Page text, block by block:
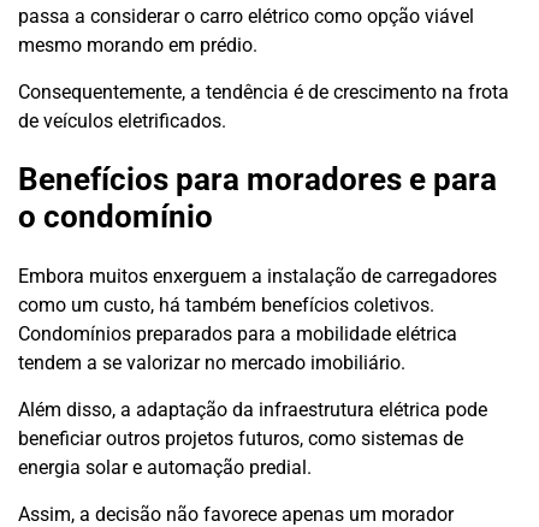
passa a considerar o carro elétrico como opção viável
mesmo morando em prédio.
Consequentemente, a tendência é de crescimento na frota
de veículos eletrificados.
Benefícios para moradores e para
o condomínio
Embora muitos enxerguem a instalação de carregadores
como um custo, há também benefícios coletivos.
Condomínios preparados para a mobilidade elétrica
tendem a se valorizar no mercado imobiliário.
Além disso, a adaptação da infraestrutura elétrica pode
beneficiar outros projetos futuros, como sistemas de
energia solar e automação predial.
Assim, a decisão não favorece apenas um morador